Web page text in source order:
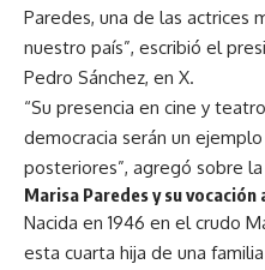
Paredes, una de las actrices
nuestro país”, escribió el
Pedro Sánchez, en X.
“Su presencia en cine y
democracia serán un
posteriores”, agregó sobre
Marisa Paredes y su
Nacida en 1946 en el crudo
esta cuarta hija de una